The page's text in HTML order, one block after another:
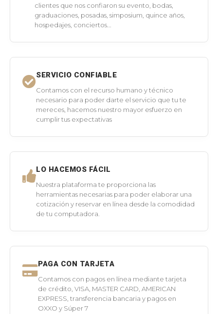
clientes que nos confiaron su evento, bodas,
graduaciones, posadas, simposium, quince años,
hospedajes, conciertos...
SERVICIO CONFIABLE
Contamos con el recurso humano y técnico
necesario para poder darte el servicio que tu te
mereces, hacemos nuestro mayor esfuerzo en
cumplir tus expectativas
LO HACEMOS FÁCIL
Nuestra plataforma te proporciona las
herramientas necesarias para poder elaborar una
cotización y reservar en línea desde la comodidad
de tu computadora.
PAGA CON TARJETA
Contamos con pagos en línea mediante tarjeta
de crédito, VISA, MASTER CARD, AMERICAN
EXPRESS, transferencia bancaria y pagos en
OXXO y Súper 7